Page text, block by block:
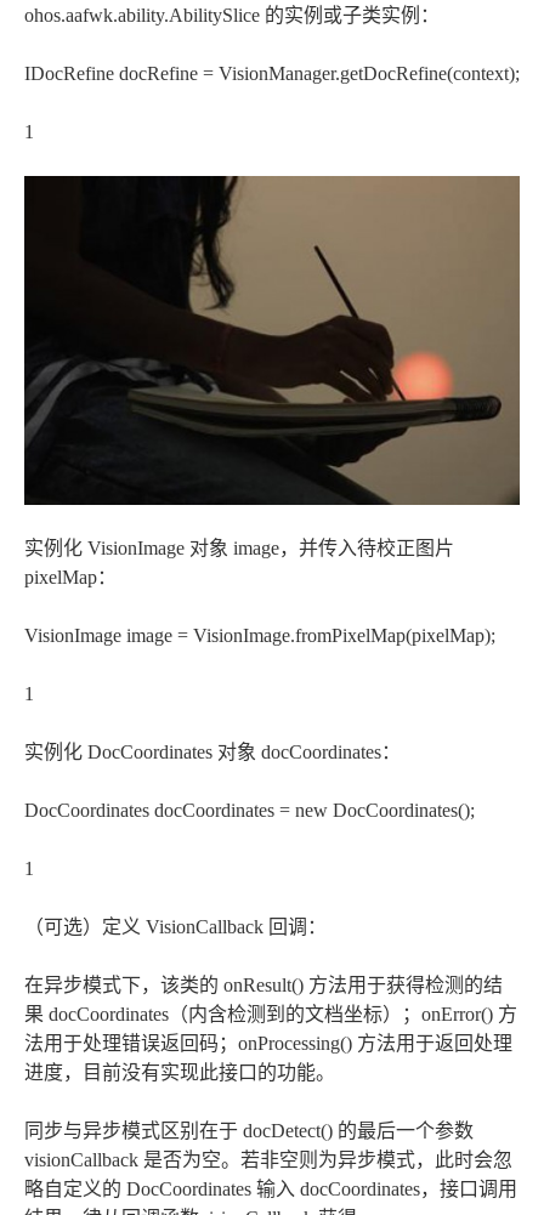
ohos.aafwk.ability.AbilitySlice 的实例或子类实例：
IDocRefine docRefine = VisionManager.getDocRefine(context);
1
实例化 VisionImage 对象 image，并传入待校正图片
pixelMap：
VisionImage image = VisionImage.fromPixelMap(pixelMap);
1
实例化 DocCoordinates 对象 docCoordinates：
DocCoordinates docCoordinates = new DocCoordinates();
1
（可选）定义 VisionCallback 回调：
在异步模式下，该类的 onResult() 方法用于获得检测的结
果 docCoordinates（内含检测到的文档坐标）；onError() 方
法用于处理错误返回码；onProcessing() 方法用于返回处理
进度，目前没有实现此接口的功能。
同步与异步模式区别在于 docDetect() 的最后一个参数
visionCallback 是否为空。若非空则为异步模式，此时会忽
略自定义的 DocCoordinates 输入 docCoordinates，接口调用